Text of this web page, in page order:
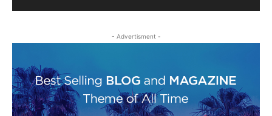
- Advertisment -